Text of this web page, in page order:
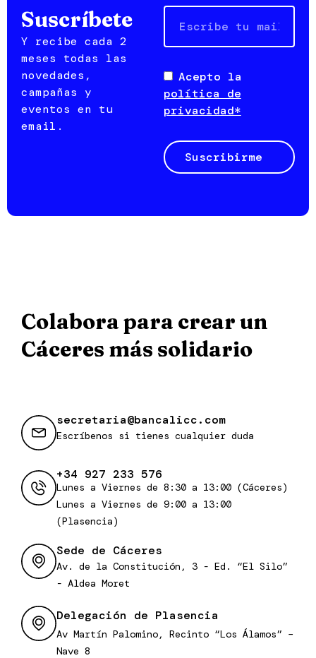
Suscríbete
Y recibe cada 2
meses todas las
novedades,
campañas y
eventos en tu
email.
Email
Acepto la
política de
privacidad*
Suscribirme
Colabora para crear un
Cáceres más solidario
secretaria@bancalicc.com
Escríbenos si tienes cualquier duda
+34 927 233 576
Lunes a Viernes de 8:30 a 13:00 (Cáceres)
Lunes a Viernes de 9:00 a 13:00
(Plasencia)
Sede de Cáceres
Av. de la Constitución, 3 - Ed. “El Silo”
- Aldea Moret
Delegación de Plasencia
Av Martín Palomino, Recinto “Los Álamos” –
Nave 8